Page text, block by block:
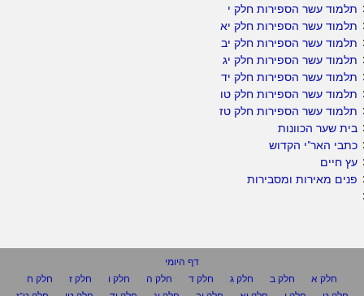
תלמוד עשר הספירות חלק י
תלמוד עשר הספירות חלק יא
תלמוד עשר הספירות חלק יב
תלמוד עשר הספירות חלק יג
תלמוד עשר הספירות חלק יד
תלמוד עשר הספירות חלק טו
תלמוד עשר הספירות חלק טז
בית שער הכוונות
כתבי האר"י הקדוש
עץ חיים
פנים מאירות ומסבירות
דף היומי
חלק א
חלק ב חלק ג חלק ד חלק ה חלק ו חלק ז
חלק ח